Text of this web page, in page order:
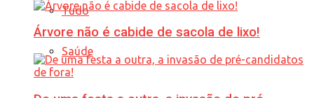
Tudo
Saúde
Árvore não é cabide de sacola de lixo!